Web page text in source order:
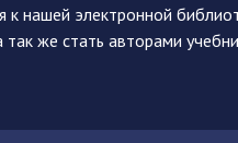
к нашей электронной
так же стать авторами